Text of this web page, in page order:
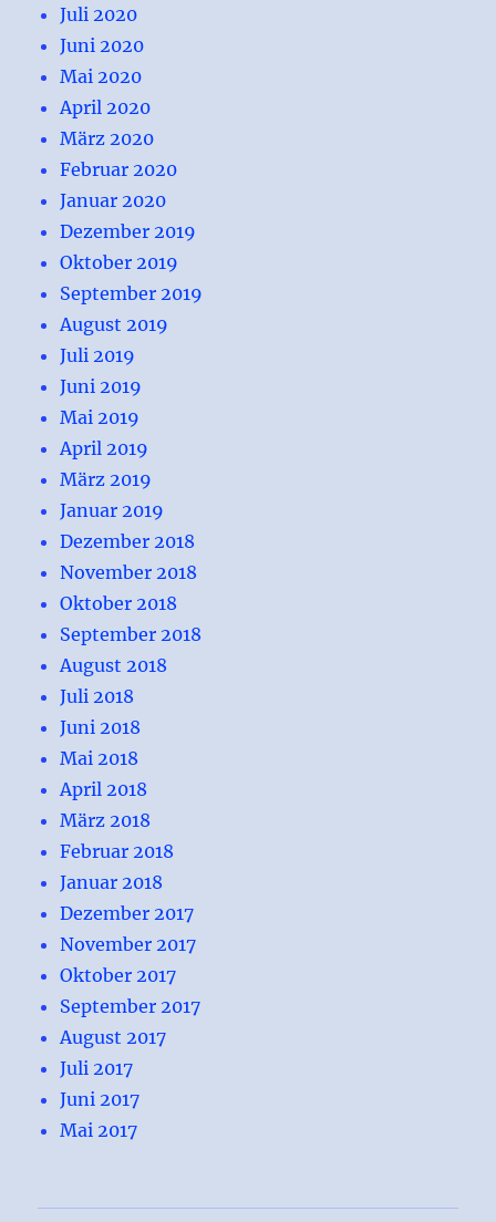
Juli 2020
Juni 2020
Mai 2020
April 2020
März 2020
Februar 2020
Januar 2020
Dezember 2019
Oktober 2019
September 2019
August 2019
Juli 2019
Juni 2019
Mai 2019
April 2019
März 2019
Januar 2019
Dezember 2018
November 2018
Oktober 2018
September 2018
August 2018
Juli 2018
Juni 2018
Mai 2018
April 2018
März 2018
Februar 2018
Januar 2018
Dezember 2017
November 2017
Oktober 2017
September 2017
August 2017
Juli 2017
Juni 2017
Mai 2017